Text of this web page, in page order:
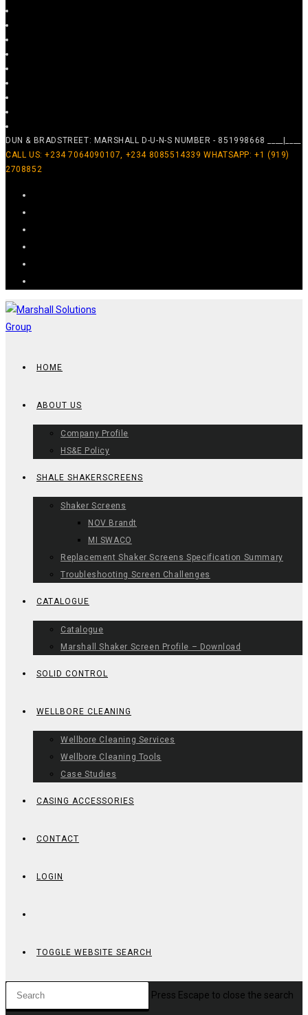
DUN & BRADSTREET: MARSHALL D-U-N-S NUMBER - 851998668 ____|____
CALL US: +234 7064090107, +234 8085514339 WHATSAPP: +1 (919)
2708852
HOME
ABOUT US
Company Profile
HS&E Policy
SHALE SHAKERSCREENS
Shaker Screens
NOV Brandt
MI SWACO
Replacement Shaker Screens Specification Summary
Troubleshooting Screen Challenges
CATALOGUE
Catalogue
Marshall Shaker Screen Profile – Download
SOLID CONTROL
WELLBORE CLEANING
Wellbore Cleaning Services
Wellbore Cleaning Tools
Case Studies
CASING ACCESSORIES
CONTACT
LOGIN
TOGGLE WEBSITE SEARCH
Press Escape to close the search